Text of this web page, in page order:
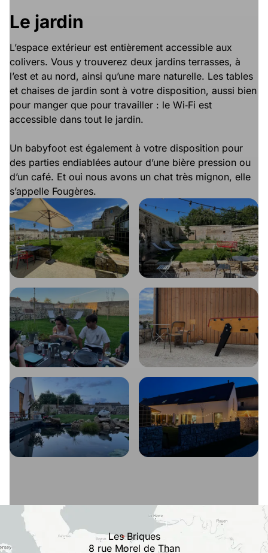
Le jardin
L’espace extérieur est entièrement accessible aux
colivers. Vous y trouverez deux jardins terrasses, à
l’est et au nord, ainsi qu’une mare naturelle. Les tables
et chaises de jardin sont à votre disposition, aussi bien
pour manger que pour travailler : le Wi‑Fi est
accessible dans tout le jardin.
Un babyfoot est également à votre disposition pour
des parties endiablées autour d’une bière pression ou
d’un café. Et oui nous avons un chat très mignon, elle
s’appelle Fougères.
Les Briques
8 rue Morel de Than